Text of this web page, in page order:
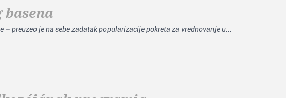
preuzeo je na sebe zadatak popularizacije pokreta za vrednovanje u...